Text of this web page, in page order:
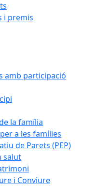
i premis
amb participació
la família
a les famílies
de Parets (PEP)
salut
i Conviure